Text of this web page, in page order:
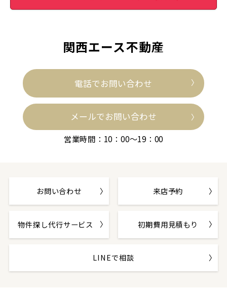
関西エース不動産
電話でお問い合わせ
メールでお問い合わせ
営業時間：10：00～19：00
お問い合わせ 来店予約
物件探し代行サービス 初期費用見積もり
LINEで相談